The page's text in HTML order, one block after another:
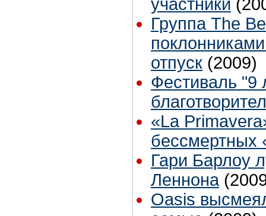
участники
Группа The
отпуск (2009)
Фестиваль "9
«La
бессмертных
Гари Барлоу
Леннона
Oasis